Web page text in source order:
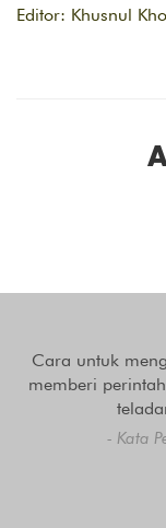
Editor: Khusnul
Cara untuk
memberi
- Kata